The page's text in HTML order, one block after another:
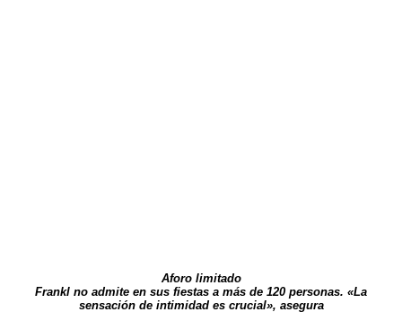
Aforo limitado
Frankl no admite en sus fiestas a más de 120 personas. «La
sensación de intimidad es crucial», asegura